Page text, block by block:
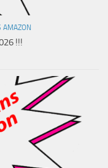
AMAZON
!!!